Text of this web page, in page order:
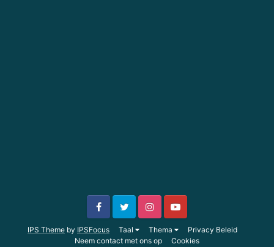
IPS Theme by IPSFocus Taal Thema
Privacy Beleid
Neem contact met ons op
Cookies